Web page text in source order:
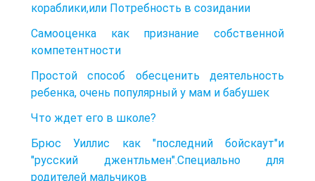
кораблики,или Потребность в созидании
Самооценка как признание собственной
компетентности
Простой способ обесценить деятельность
ребенка, очень популярный у мам и бабушек
Что ждет его в школе?
Брюс Уиллис как "последний бойскаут"и
"русский джентльмен".Специально для
родителей мальчиков